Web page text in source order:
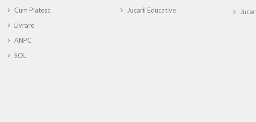
Cum Platesc
Livrare
ANPC
SOL
Jucarii Educative